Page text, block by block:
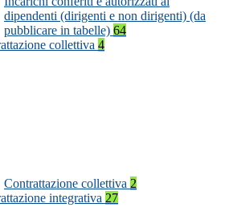
dipendenti (dirigenti e non dirigenti) (da
pubblicare in tabelle) 64
collettiva 4
Contrattazione collettiva 2
integrativa 27